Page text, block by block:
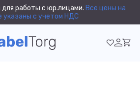
работы с юр.лицами. Все цены на
указаны с учетом НДС